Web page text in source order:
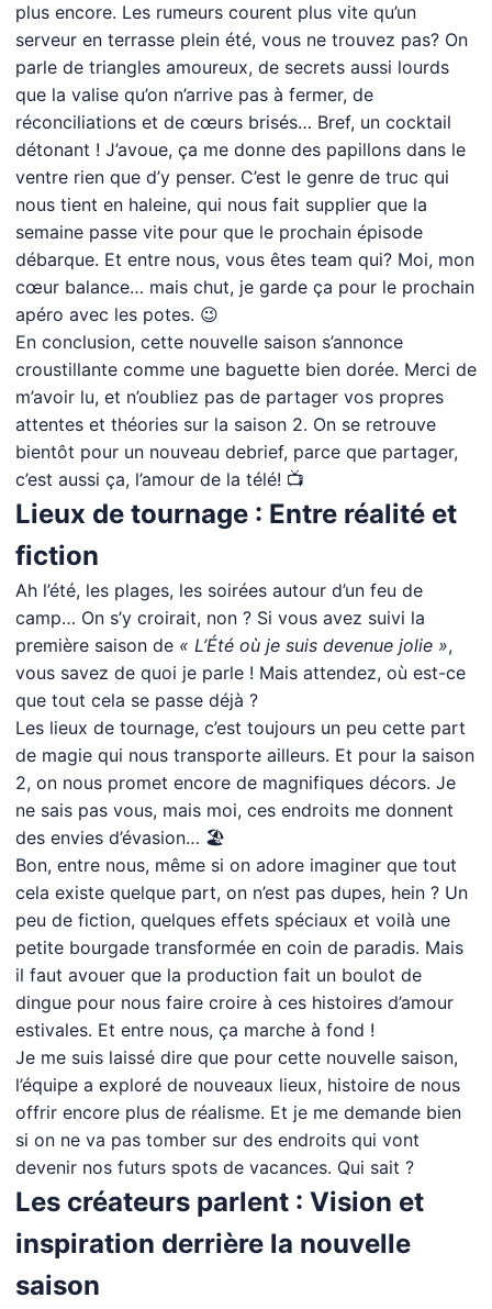
plus encore. Les rumeurs courent plus vite qu’un
serveur en terrasse plein été, vous ne trouvez pas? On
parle de triangles amoureux, de secrets aussi lourds
que la valise qu’on n’arrive pas à fermer, de
réconciliations et de cœurs brisés… Bref, un cocktail
détonant ! J’avoue, ça me donne des papillons dans le
ventre rien que d’y penser. C’est le genre de truc qui
nous tient en haleine, qui nous fait supplier que la
semaine passe vite pour que le prochain épisode
débarque. Et entre nous, vous êtes team qui? Moi, mon
cœur balance… mais chut, je garde ça pour le prochain
apéro avec les potes. 😉
En conclusion, cette nouvelle saison s’annonce
croustillante comme une baguette bien dorée. Merci de
m’avoir lu, et n’oubliez pas de partager vos propres
attentes et théories sur la saison 2. On se retrouve
bientôt pour un nouveau debrief, parce que partager,
c’est aussi ça, l’amour de la télé! 📺
Lieux de tournage : Entre réalité et
fiction
Ah l’été, les plages, les soirées autour d’un feu de
camp… On s’y croirait, non ? Si vous avez suivi la
première saison de « L’Été où je suis devenue jolie »,
vous savez de quoi je parle ! Mais attendez, où est-ce
que tout cela se passe déjà ?
Les lieux de tournage, c’est toujours un peu cette part
de magie qui nous transporte ailleurs. Et pour la saison
2, on nous promet encore de magnifiques décors. Je
ne sais pas vous, mais moi, ces endroits me donnent
des envies d’évasion… 🏖️
Bon, entre nous, même si on adore imaginer que tout
cela existe quelque part, on n’est pas dupes, hein ? Un
peu de fiction, quelques effets spéciaux et voilà une
petite bourgade transformée en coin de paradis. Mais
il faut avouer que la production fait un boulot de
dingue pour nous faire croire à ces histoires d’amour
estivales. Et entre nous, ça marche à fond !
Je me suis laissé dire que pour cette nouvelle saison,
l’équipe a exploré de nouveaux lieux, histoire de nous
offrir encore plus de réalisme. Et je me demande bien
si on ne va pas tomber sur des endroits qui vont
devenir nos futurs spots de vacances. Qui sait ?
Les créateurs parlent : Vision et
inspiration derrière la nouvelle
saison